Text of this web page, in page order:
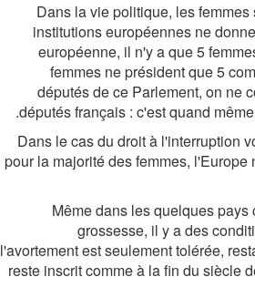
Dans la vie politique, les
institutions européennes ne
européenne, il n'y a que 5
femmes ne président que 5
députés de ce Parlement, on ne
députés français : c'est quand
Dans le cas du droit à l'interruption
pour la majorité des femmes,
Même dans les quelques
grossesse, il y a des
l'avortement est seulement tolérée,
reste inscrit comme à la fin du siècle